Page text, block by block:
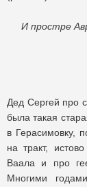
И простре
Дед Сергей про
была такая
в Герасимовку,
на тракт,
Ваала и про
Многими